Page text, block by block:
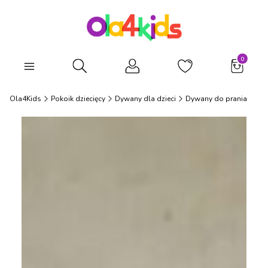
Otwórz wyszukiwarkę
Ola4Kids Pokoik dziecięcy Dywany dla dzieci Dywany do prania